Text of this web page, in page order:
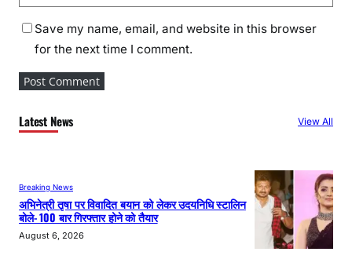
Save my name, email, and website in this browser
for the next time I comment.
Latest News View All
Breaking News
अभिनेत्री तृषा पर विवादित बयान को लेकर उदयनिधि स्टालिन
बोले- 100 बार गिरफ्तार होने को तैयार
August 6, 2026